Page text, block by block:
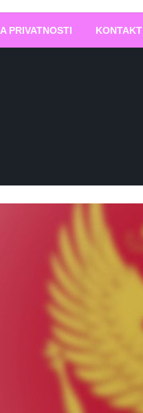
PRIVATNOSTI KONTAKT